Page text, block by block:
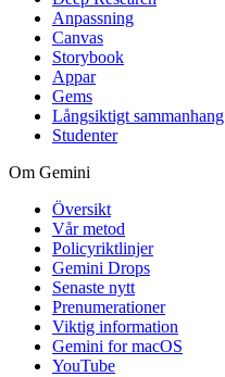
Anpassning
Canvas
Storybook
Appar
Gems
Långsiktigt sammanhang
Studenter
Om Gemini
Översikt
Vår metod
Policyriktlinjer
Gemini Drops
Senaste nytt
Prenumerationer
Viktig information
Gemini for macOS
YouTube